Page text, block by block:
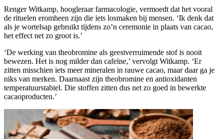
Renger Witkamp, hoogleraar farmacologie, vermoedt dat het vooral
de rituelen eromheen zijn die iets losmaken bij mensen. ‘Ik denk dat
als je wortelsap gebruikt tijdens zo’n ceremonie in plaats van cacao,
het effect net zo groot is.’
‘De werking van theobromine als geestverruimende stof is nooit
bewezen. Het is nog milder dan cafeïne,’ vervolgt Witkamp. ‘Er
zitten misschien iets meer mineralen in rauwe cacao, maar daar ga je
niks van merken. Daarnaast zijn theobromine en antioxidanten
temperatuurstabiel. Die stoffen zitten dus net zo goed in bewerkte
cacaoproducten.’